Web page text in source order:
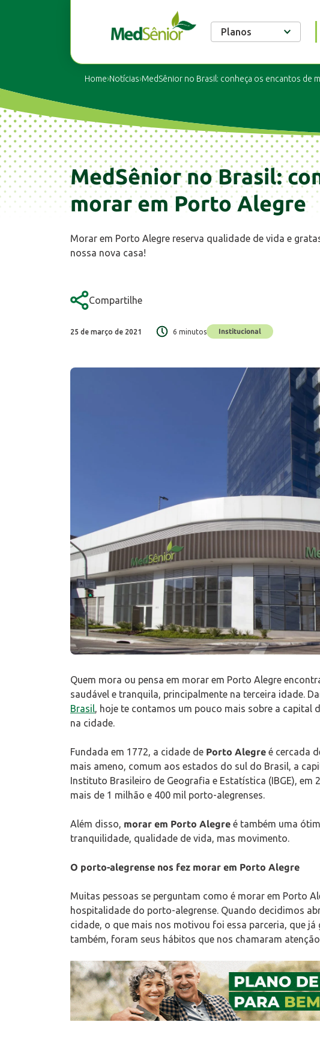
Planos
Home›Notícias›MedSênior no Brasil: conheça os encantos de
MedSênior no Brasil:
morar em Porto Alegre
Morar em Porto Alegre reserva qualidade de vida e
nossa nova casa!
Compartilhe
25 de março de 2021 6 minutos Institucional
Quem mora ou pensa em morar em Porto Alegre
saudável e tranquila, principalmente na terceira idade.
Brasil
, hoje te contamos um pouco mais sobre a capital
na cidade.
Fundada em 1772, a cidade de Porto Alegre é cercada
mais ameno, comum aos estados do sul do Brasil, a
Instituto Brasileiro de Geografia e Estatística (IBGE), em
mais de 1 milhão e 400 mil porto-alegrenses.
Além disso, morar em Porto Alegre é também uma
tranquilidade, qualidade de vida, mas movimento.
O porto-alegrense nos fez morar em Porto Alegre
Muitas pessoas se perguntam como é morar em Porto
hospitalidade do porto-alegrense. Quando decidimos
cidade, o que mais nos motivou foi essa parceria, que
também, foram seus hábitos que nos chamaram atenção.